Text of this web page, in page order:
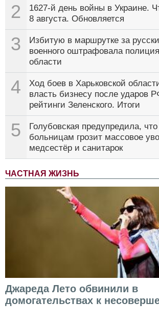
2
1627-й день войны в Украине.
8 августа. Обновляется
3
Избитую в маршрутке за
военного оштрафовала
области
4
Ход боев в Харьковской
власть бизнесу после ударов
рейтинги Зеленского. Итоги
5
Голубовская предупредила,
больницам грозит массовое
медсестёр и санитарок
ЧАСТНАЯ ЖИЗНЬ
Джареда Лето обвинили в
домогательствах к